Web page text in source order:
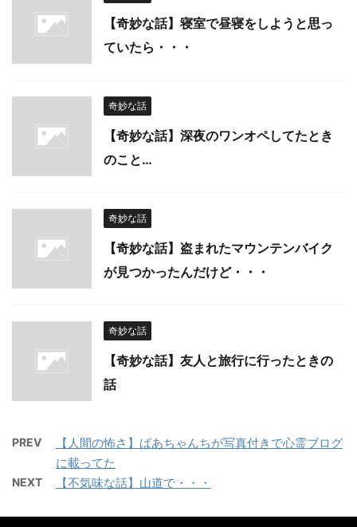
【奇妙な話】寝室で昼寝をしようと思っ
ていたら・・・
奇妙な話
【奇妙な話】深夜のワンオペしてたとき
のこと…
奇妙な話
【奇妙な話】盗まれたマウンテンバイク
が見つかったんだけど・・・
奇妙な話
【奇妙な話】友人と旅行に行ったときの
話
PREV
【人間の怖さ】ばあちゃんちが写真付きで心霊ブログ
に載ってた
NEXT 【不気味な話】山道で・・・